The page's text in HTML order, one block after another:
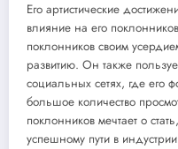
Его артистические
влияние на его
поклонников своим
развитию. Он также
социальных сетях, где его
большое количество
поклонников мечтает о
успешному пути в